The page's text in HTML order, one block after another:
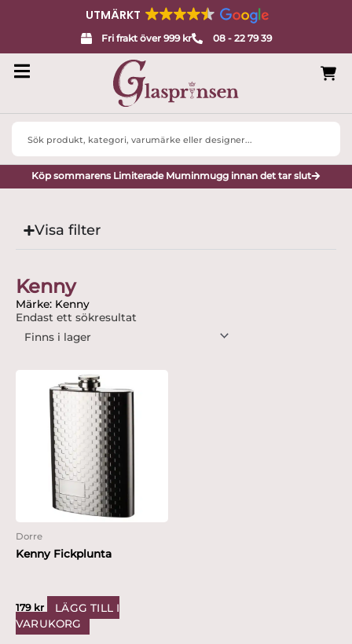
UTMÄRKT
Fri frakt över 999 kr 08 - 22 79 39
Search
Köp sommarens Limiterade Muminmugg innan det tar slut
Visa filter
Kenny
Märke: Kenny
Endast ett sökresultat
Dorre
Kenny Fickplunta
179 kr
LÄGG TILL I
VARUKORG